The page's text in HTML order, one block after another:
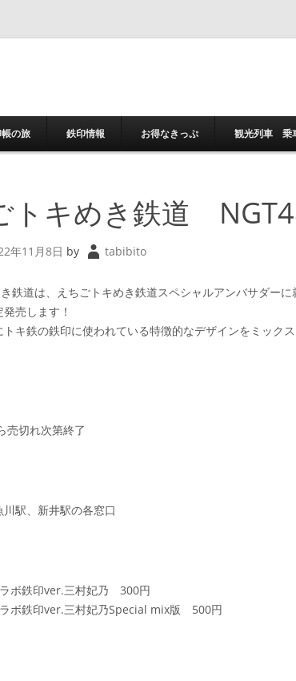
の旅 鉄印情報 お得なきっぷ 観光列車 乗
トキめき鉄道
年11月8日 by tabibito
鉄道は、えちごトキめき鉄道スペシャルアンバサダー
売します！
トキ鉄の鉄印に使われている特徴的なデザインをミック
売切れ次第終了
駅、新井駅の各窓口
ラボ鉄印ver.三村妃乃 300円
ラボ鉄印ver.三村妃乃Special mix版 500円